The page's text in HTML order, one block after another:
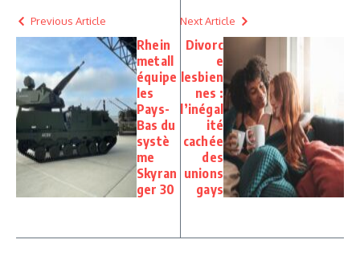
Previous Article
Rhein
metall
équipe
les
Pays-
Bas du
systè
me
Skyran
ger 30
Next Article
Divorc
e
lesbien
nes :
l’inégal
ité
cachée
des
unions
gays